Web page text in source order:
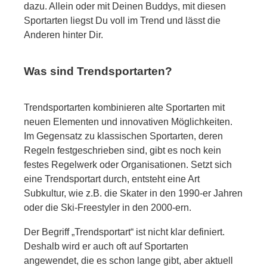
dazu. Allein oder mit Deinen Buddys, mit diesen
Sportarten liegst Du voll im Trend und lässt die
Anderen hinter Dir.
Was sind Trendsportarten?
Trendsportarten kombinieren alte Sportarten mit
neuen Elementen und innovativen Möglichkeiten.
Im Gegensatz zu klassischen Sportarten, deren
Regeln festgeschrieben sind, gibt es noch kein
festes Regelwerk oder Organisationen. Setzt sich
eine Trendsportart durch, entsteht eine Art
Subkultur, wie z.B. die Skater in den 1990-er Jahren
oder die Ski-Freestyler in den 2000-ern.
Der Begriff „Trendsportart“ ist nicht klar definiert.
Deshalb wird er auch oft auf Sportarten
angewendet, die es schon lange gibt, aber aktuell